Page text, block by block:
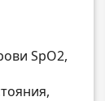
SpO2,